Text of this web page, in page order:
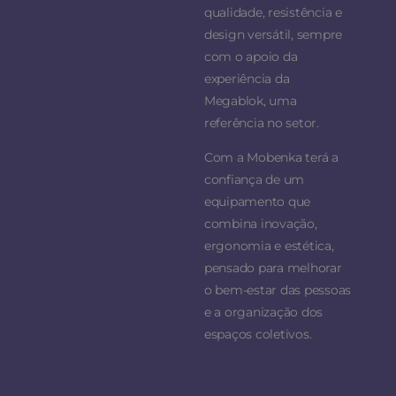
qualidade, resistência e
design versátil, sempre
com o apoio da
experiência da
Megablok, uma
referência no setor.
Com a Mobenka terá a
confiança de um
equipamento que
combina inovação,
ergonomia e estética,
pensado para melhorar
o bem-estar das pessoas
e a organização dos
espaços coletivos.